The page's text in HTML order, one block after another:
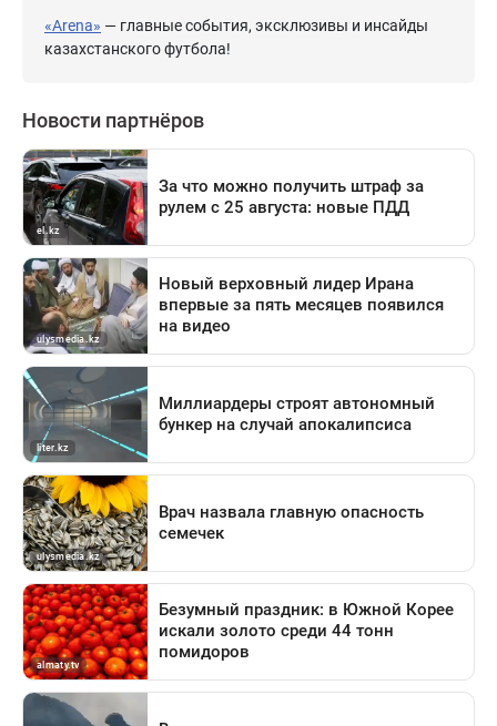
«Arena» — главные события, эксклюзивы и инсайды
казахстанского футбола!